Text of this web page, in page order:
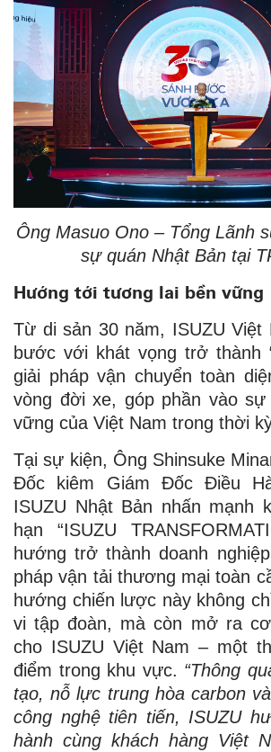
Ông Masuo Ono – Tổng Lãnh
sự quán Nhật Bản tại
Hướng tới tương lai bền vững
Từ di sản 30 năm, ISUZU Việt
bước với khát vọng trở thành
giải pháp vận chuyển toàn
vòng đời xe, góp phần vào sự
vững của Việt Nam trong thời
Tại sự kiện, Ông Shinsuke
Đốc kiêm Giám Đốc Điều
ISUZU Nhật Bản nhấn mạnh
hạn “ISUZU
hướng trở thành doanh
pháp vận tải thương mại toàn
hướng chiến lược này không
vi tập đoàn, mà còn mở ra
cho ISUZU Việt Nam – một
điểm trong khu vực. “Thông
tạo, nỗ lực trung hòa carbon
công nghệ tiên tiến, ISUZU
hành cùng khách hàng Việt